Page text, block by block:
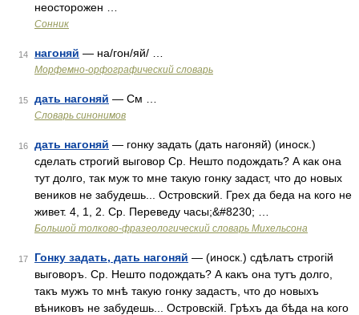
неосторожен …
Сонник
14 нагоняй — на/гон/яй/ …
Морфемно-орфографический словарь
15 дать нагоняй — См …
Словарь синонимов
16 дать нагоняй — гонку задать (дать нагоняй) (иноск.)
сделать строгий выговор Ср. Нешто подождать? А как она
тут долго, так муж то мне такую гонку задаст, что до новых
веников не забудешь... Островский. Грех да беда на кого не
живет. 4, 1, 2. Ср. Переведу часы;&#8230; …
Большой толково-фразеологический словарь Михельсона
17 Гонку задать, дать нагоняй — (иноск.) сдѣлатъ строгій
выговоръ. Ср. Нешто подождать? А какъ она тутъ долго,
такъ мужъ то мнѣ такую гонку задастъ, что до новыхъ
вѣниковъ не забудешь... Островскій. Грѣхъ да бѣда на кого